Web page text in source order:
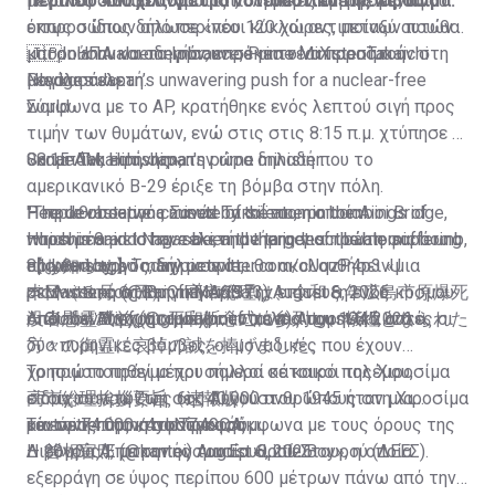
όπως ο ίδιος δήλωσε «νέοι κύκλοι αντιποίνων που θα
μπορούσαν να οδηγήσουν σε μια νέα Χιροσίμα ή
Ναγκασάκι».
εκπροσώπων από περίπου 120 χώρες, μεταξύ αυτών
και οι ΗΠΑ και το Ιράν, επρόκειτο να παραστούν στη
μεγάλη τελετή.
🇯🇵In annual remembrance, Prime Minister Takaichi
Pledges Japan’s unwavering push for a nuclear-free
world
Sanae Takaichi, Japan's prime minister:
"The devastation caused by the atomic bombings of
Hiroshima and Nagasaki, and the indescribable suffering
endured by so many people,…
pic.twitter.com/BpCfhMA6Ba
— Global Brief (@globalbrief_now)August 6, 2026
Σύμφωνα με το AP, κρατήθηκε ενός λεπτού σιγή προς
τιμήν των θυμάτων, ενώ στις στις 8:15 π.μ. χτύπησε η
«καμπάνα ειρήνης», την ώρα δηλαδή που το
αμερικανικό B-29 έριξε τη βόμβα στην πόλη.
08:15 AM, Hiroshima.
People observe a minute of silence on the Aioi Bridge,
which is said to have been the target of the atomic bomb,
81 years ago Today.pic.twitter.com/cUqzP4p3vU
— Massimo (@Rainmaker1973)August 6, 2026
Η πρωθυπουργός Σανάε Τακαΐτσι, η οποία
παρευρέθηκε στην τελετή μνήμης για πρώτη φορά ως
πρωθυπουργός, δήλωσε ότι θα ακολουθήσει «μια
ρεαλιστική στατηγική» για την επίτευξη ενός κόσμου
όπου δεν θα χρησιμοποιούνται πια πυρηνικά όπλα.
【お知らせ】
本日（８月６日）、高市総理は、令和８年広島市原爆死
没者慰霊式並びに平和祈念式に参列し、犠牲となられた
方々の御霊に哀悼の誠を捧げました。
高市総理挨拶要旨（速報版）…
pic.twitter.com/4ylc7Z49QA
— 首相官邸 (@kantei)August 6, 2026
Από τον Αύγουστο μέχρι το τέλος του 1945, αυτές οι
δύο πυρηνικές βόμβες, οι μοναδικές που έχουν
χρησιμοποιηθεί μέχρι σήμερα σε καιρό πολέμου,
στοίχισαν τη ζωή σε 140.000 ανθρώπους στη Χιροσίμα
και σε 74.000 στο Ναγκασάκι.
Το πρώτο πράγμα που πολλοί κάτοικοι της Χιροσίμα
είδαν το πρωί της 6ης Αυγούστου 1945 ήταν μια
«έντονη πύρινη σφαίρα», σύμφωνα με τους όρους της
Διεθνούς Επιτροπής του Ερυθρού Σταυρού (ΔΕΕΣ).
Το εύρος της καταστροφής
Η βόμβα Α, με την ονομασία «Little Boy», η οποία
εξερράγη σε ύψος περίπου 600 μέτρων πάνω από την